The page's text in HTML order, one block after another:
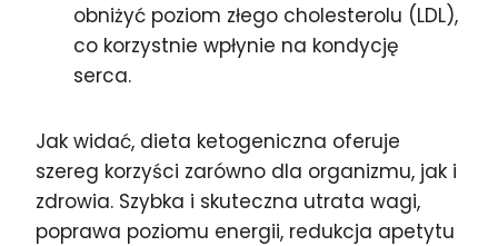
obniżyć poziom złego cholesterolu (LDL),
co korzystnie wpłynie na kondycję
serca.
Jak widać, dieta ketogeniczna oferuje
szereg korzyści zarówno dla organizmu, jak i
zdrowia. Szybka i skuteczna utrata wagi,
poprawa poziomu energii, redukcja apetytu